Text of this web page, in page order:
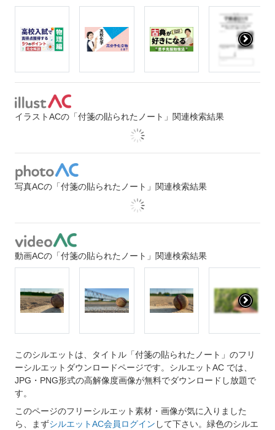
イラストACの「付箋の貼られたノート」関連検索結果
写真ACの「付箋の貼られたノート」関連検索結果
動画ACの「付箋の貼られたノート」関連検索結果
このシルエットは、タイトル「付箋の貼られたノート」のフリ
ーシルエットダウンロードページです。シルエットAC では、
JPG・PNG形式の高解像度画像が無料でダウンロードし放題で
す。
このページのフリーシルエット素材・画像が気に入りました
ら、まずシルエットAC会員ログイン して下さい。緑色のシルエ